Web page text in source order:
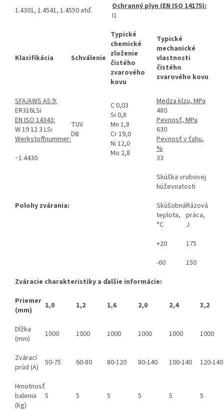
1.4301, 1.4541, 1.4550 atď.
Ochranný plyn (EN ISO 14175):
I1
Klasifikácia Schválenie
Typické
chemické
zloženie
čistého
zvarového
kovu
Typické
mechanické
vlastnosti
čistého
zvarového kovu
SFA/AWS A5.9:
ER316LSi
EN ISO 14343:
W 19 12 3 LSi
Werkstoffnummer:
~1.4430
TUV
DB
C 0,03
Si 0,8
Mn 1,8
Cr 19,0
Ni 12,0
Mo 2,8
Medza klzu, MPa
480
Pevnosť, MPa
630
Pevnosť v ťahu,
%
33
Polohy zvárania:
Skúška vrubovej
húževnatosti
Skúšobná
teplota,
°C
Rázová
práca,
J
+20
175
-60
150
Zváracie charakteristiky a ďalšie informácie:
Priemer
(mm)
1,0 1,2 1,6 2,0 2,4 3,2
Dĺžka
(mm)
1000 1000 1000 1000 1000 1000
Zvárací
prúd (A)
50-75 60-80 80-120 80-140 100-140 120-140
Hmotnosť
balenia
(kg)
5 5 5 5 5 5